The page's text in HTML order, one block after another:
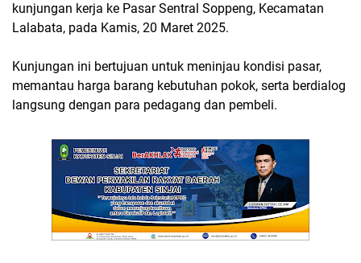
kunjungan kerja ke Pasar Sentral Soppeng, Kecamatan
Lalabata, pada Kamis, 20 Maret 2025.
Kunjungan ini bertujuan untuk meninjau kondisi pasar,
memantau harga barang kebutuhan pokok, serta berdialog
langsung dengan para pedagang dan pembeli.